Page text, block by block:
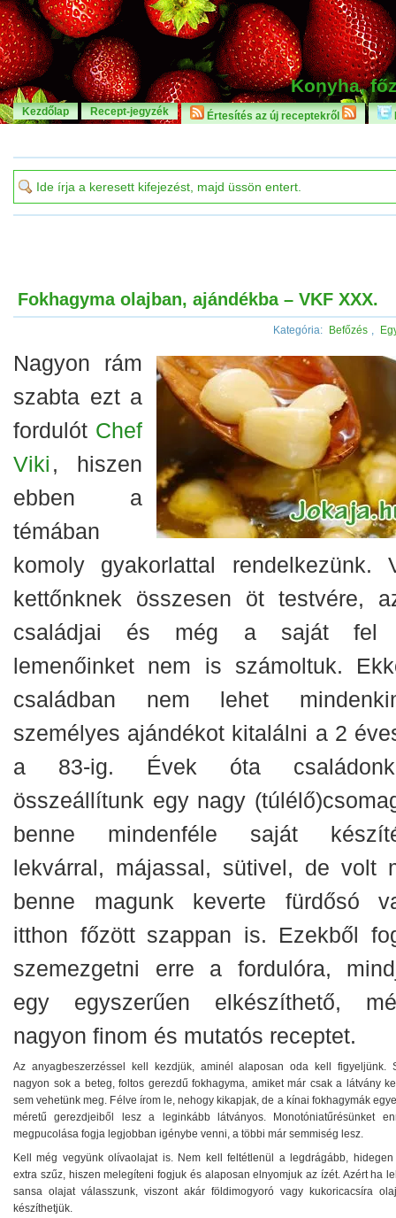
Konyha,
Kezdőlap Recept-jegyzék Értesítés az új receptekről
Fokhagyma olajban, ajándékba – VKF XXX.
Kategória: Befőzés ,
Nagyon rám
szabta ezt a
fordulót Chef
Viki , hiszen
ebben a
témában
komoly gyakorlattal rendelkezünk.
kettőnknek összesen öt testvére,
családjai és még a saját fel
lemenőinket nem is számoltuk.
családban nem lehet
személyes ajándékot kitalálni a 2
a 83-ig. Évek óta
összeállítunk egy nagy
benne mindenféle saját
lekvárral, májassal, sütivel, de volt
benne magunk keverte fürdősó
itthon főzött szappan is. Ezekből
szemezgetni erre a fordulóra,
egy egyszerűen elkészíthető,
nagyon finom és mutatós receptet.
Az anyagbeszerzéssel kell kezdjük, aminél alaposan oda kell figyeljünk.
nagyon sok a beteg, foltos gerezdű fokhagyma, amiket már csak a látvány
sem vehetünk meg. Félve írom le, nehogy kikapjak, de a kínai fokhagymák
méretű gerezdjeiből lesz a leginkább látványos. Monotóniatűrésünket
megpucolása fogja legjobban igénybe venni, a többi már semmiség lesz.
Kell még vegyünk olívaolajat is. Nem kell feltétlenül a legdrágább, hidegen
extra szűz, hiszen melegíteni fogjuk és alaposan elnyomjuk az ízét. Azért ha
sansa olajat válasszunk, viszont akár földimogyoró vagy kukoricacsíra
készíthetjük.